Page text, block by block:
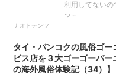
利用してない
っ…
ナオトテンツ
タイ・バンコクの風俗ゴ
ビス店を３大ゴーゴーバ
の海外風俗体験記（34）】